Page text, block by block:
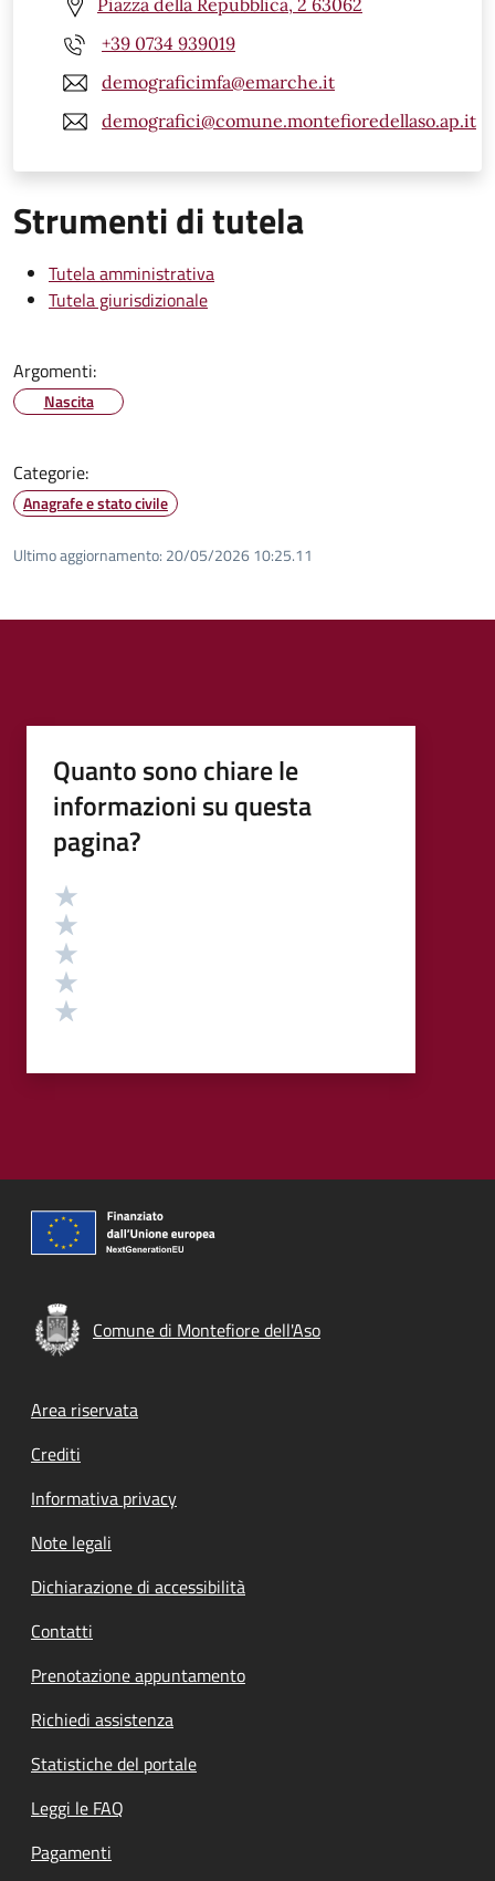
Piazza della Repubblica, 2 63062
+39 0734 939019
demograficimfa@emarche.it
demografici@comune.montefioredellaso.ap.it
Strumenti di tutela
Tutela amministrativa
Tutela giurisdizionale
Argomenti:
Nascita
Categorie:
Anagrafe e stato civile
Ultimo aggiornamento: 20/05/2026 10:25.11
Quanto sono chiare le
informazioni su questa
pagina?
Valutazione
Comune di Montefiore dell'Aso
Footer menu
Area riservata
Crediti
Informativa privacy
Note legali
Dichiarazione di accessibilità
Contatti
Prenotazione appuntamento
Richiedi assistenza
Statistiche del portale
Leggi le FAQ
Pagamenti